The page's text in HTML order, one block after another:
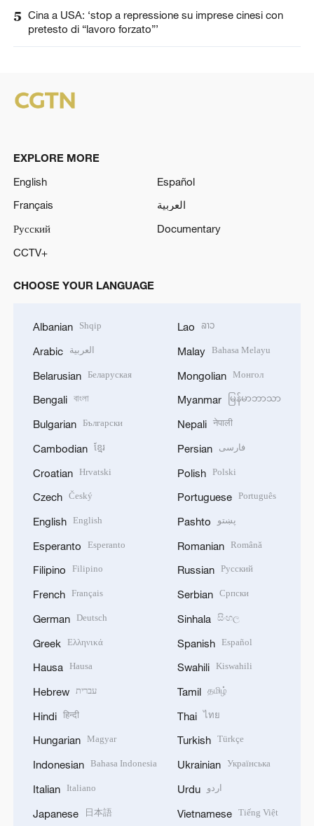
5 Cina a USA: ‘stop a repressione su imprese cinesi con
pretesto di “lavoro forzato”’
EXPLORE MORE
English
Español
Français
العربية
Русский
Documentary
CCTV+
CHOOSE YOUR LANGUAGE
Albanian Shqip
Arabic العربية
Belarusian Беларуская
Bengali বাংলা
Bulgarian Български
Cambodian ខ្មែរ
Croatian Hrvatski
Czech Český
English English
Esperanto Esperanto
Filipino Filipino
French Français
German Deutsch
Greek Ελληνικά
Hausa Hausa
Hebrew עברית
Hindi हिन्दी
Hungarian Magyar
Indonesian Bahasa Indonesia
Italian Italiano
Japanese 日本語
Lao ລາວ
Malay Bahasa Melayu
Mongolian Монгол
Myanmar မြန်မာဘာသာ
Nepali नेपाली
Persian فارسی
Polish Polski
Portuguese Português
Pashto پښتو
Romanian Română
Russian Русский
Serbian Српски
Sinhala සිංහල
Spanish Español
Swahili Kiswahili
Tamil தமிழ்
Thai ไทย
Turkish Türkçe
Ukrainian Українська
Urdu اردو
Vietnamese Tiếng Việt